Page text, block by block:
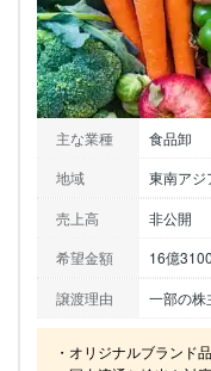
主な業種
食品卸
地域
東南アジ
売上高
非公開
希望金額
16億
譲渡理由
一部の株
・オリジナルブランド